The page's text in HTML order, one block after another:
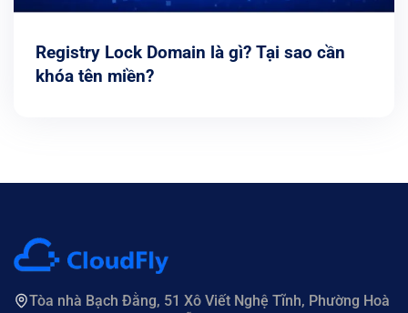
Registry Lock Domain là gì? Tại sao cần
khóa tên miền?
Tòa nhà Bạch Đằng, 51 Xô Viết Nghệ Tĩnh, Phường Hoà